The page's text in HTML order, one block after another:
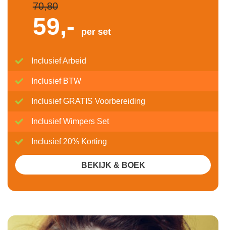
70,80
59,- per set
Inclusief Arbeid
Inclusief BTW
Inclusief GRATIS Voorbereiding
Inclusief Wimpers Set
Inclusief 20% Korting
BEKIJK & BOEK